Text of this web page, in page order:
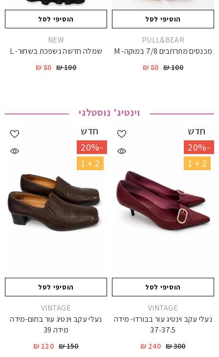
הוסיפי לסל
PULL&BEAR
מכנסים מתרחבים 7/8 במוקה- M
100 ₪
80 ₪
הוסיפי לסל
NEW
שמלה חדשה נשפכת בשחור- L
100 ₪
80 ₪
וינטיג' נוסטלגי
חדש
-20%
2 + 1
הוסיפי לסל
VINTAGE
נעלי עקב וינטיג עור בבורדו- מידה
37-37.5
300 ₪
240 ₪
חדש
-20%
2 + 1
הוסיפי לסל
VINTAGE
נעלי עקב וינטיג עור בחום-מידה
מידה 39
150 ₪
120 ₪